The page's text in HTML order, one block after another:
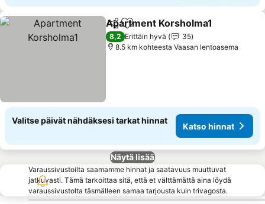
Jaa Lisää suosikkeihin
Apartment Korsholma1
8,2 Erittäin hyvä
35
8.5 km kohteesta Vaasan lentoasema
Valitse päivät nähdäksesi tarkat hinnat
Katso hinnat
Näytä lisää
Varaussivustoilta saamamme hinnat ja saatavuus muuttuvat
jatkuvasti. Tämä tarkoittaa sitä, että et välttämättä aina löydä
varaussivustolta täsmälleen samaa tarjousta kuin trivagosta.